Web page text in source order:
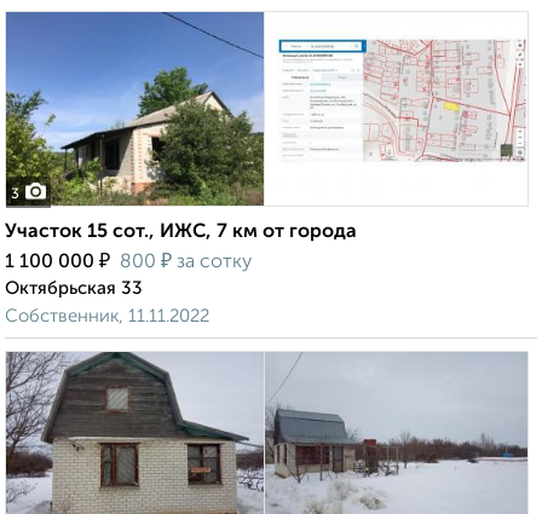
3
Участок 15 сот., ИЖС, 7 км от города
1 100 000 ₽ 800 ₽ за сотку
Октябрьская 33
Собственник, 11.11.2022